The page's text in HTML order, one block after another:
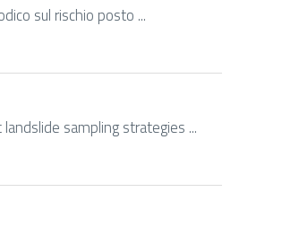
sul rischio posto ...
sampling strategies ...